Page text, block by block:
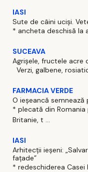
IASI
Sute de câini uciși.
* ancheta deschisă la
SUCEAVA
Agrișele, fructele acre
Verzi, galbene,
FARMACIA VERDE
O ieșeancă
* plecată din
Britanie, t ...
IASI
Arhitecții ieșeni:
fațade”
* redeschiderea Casei